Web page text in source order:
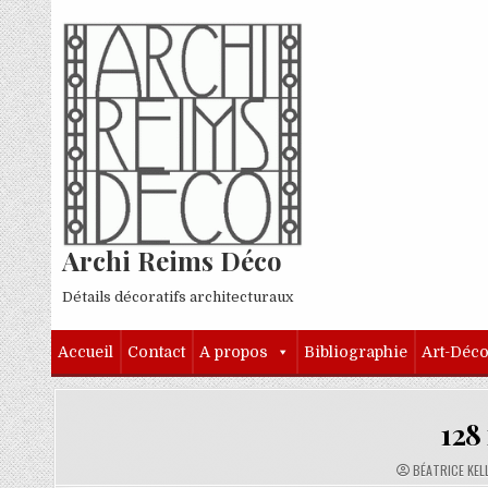
Skip to content
Archi Reims Déco
Détails décoratifs architecturaux
Accueil Contact A propos Bibliographie Art-Déco
AUTHOR:
BÉATRICE